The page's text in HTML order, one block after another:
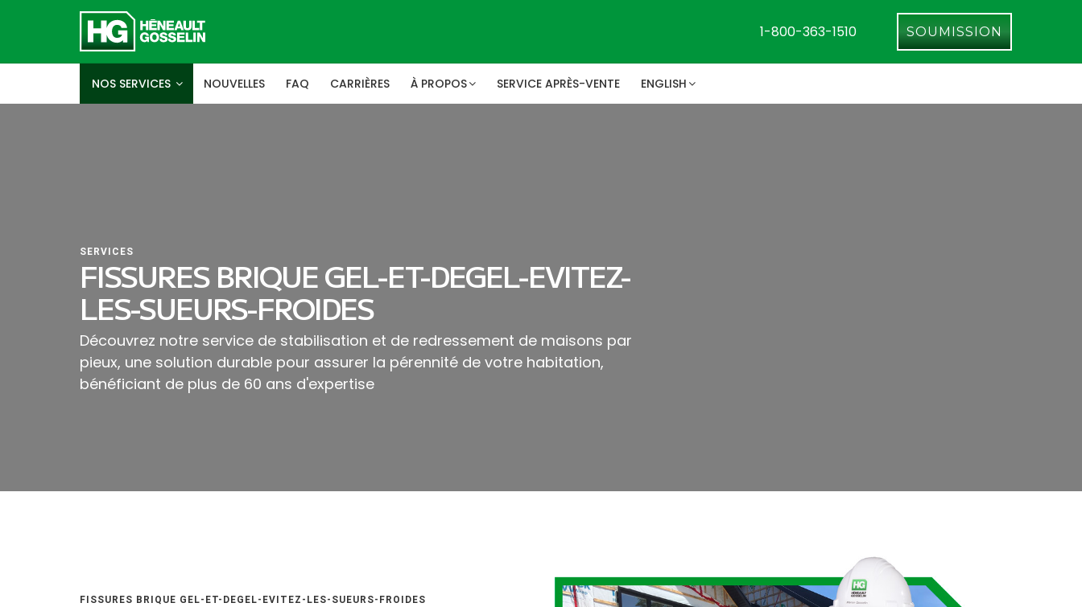
1-800-363-1510 SOUMISSION
NOS SERVICES NOUVELLES FAQ CARRIÈRES À PROPOS SERVICE APRÈS-VENTE ENGLISH
SERVICES
FISSURES BRIQUE GEL-ET-DEGEL-EVITEZ-
LES-SUEURS-FROIDES
Découvrez notre service de stabilisation et de redressement de maisons par
pieux, une solution durable pour assurer la pérennité de votre habitation,
bénéficiant de plus de 60 ans d'expertise
FISSURES BRIQUE GEL-ET-DEGEL-EVITEZ-LES-SUEURS-FROIDES